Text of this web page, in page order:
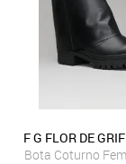
F G FLOR DE
Bota Coturno